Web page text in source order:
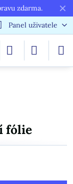
✕
zdarma.
Panel uživatele
fólie